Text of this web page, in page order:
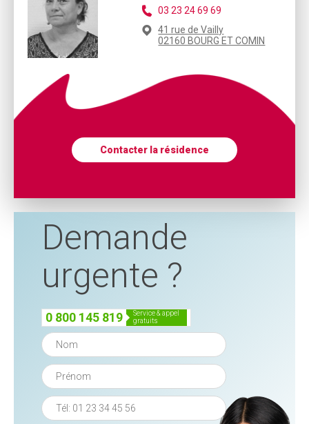
03 23 24 69 69
41 rue de Vailly
02160 BOURG ET COMIN
Contacter la résidence
Demande
urgente ?
0 800 145 819
service & appel
gratuits